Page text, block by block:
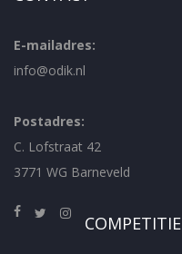
E-mailadres:
info@odik.nl
Postadres:
C. Lofstraat 42
3771 WG Barneveld
COMPETITIE